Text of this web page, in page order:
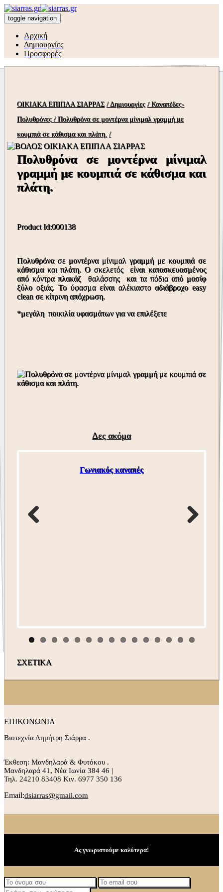
toggle navigation
Αρχική
Δημιουργίες
Προσφορές
ΟΙΚΙΑΚΑ ΕΠΙΠΛΑ ΣΙΑΡΡΑΣ / Δημιουργίες / Καναπέδες-
Πολυθρόνες / Πολυθρόνα σε μοντέρνα μίνιμαλ γραμμή με
κουμπιά σε κάθισμα και πλάτη. /
Πολυθρόνα σε μοντέρνα μίνιμαλ
γραμμή με κουμπιά σε κάθισμα και
πλάτη.
Product Id:000138
Πολυθρόνα σε μοντέρνα μίνιμαλ γραμμή με κουμπιά σε
κάθισμα και πλάτη. Ο σκελετός είναι κατασκευασμένος
από κόντρα πλακάζ θαλάσσης και τα πόδια από μασίφ
ξύλο οξιάς. Το ύφασμα είναι αλέκιαστο αδιάβροχο easy
clean σε κίτρινη απόχρωση.
*μεγάλη ποικιλία υφασμάτων για να επιλέξετε
Δες ακόμα
Γωνιακός καναπές
ΣΧΕΤΙΚΑ
ΕΠΙΚΟΝΩΝΙΑ
Βιοτεχνία Δημήτρη Σιάρρα .
Έκθεση: Μανδηλαρά & Φυτόκου .
Μανδηλαρά 41, Νέα Ιωνία 384 46 |
Τηλ. 24210 83408 Κιν. 6977 350 136
Email:dsiarras@gmail.com
Ας γνωριστούμε καλύτερα!